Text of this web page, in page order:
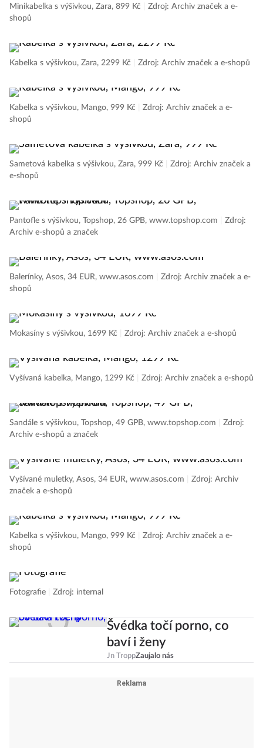
Minikabelka s výšivkou, Zara, 899 Kč
Zdroj: Archiv značek a e-
shopů
Kabelka s výšivkou, Zara, 2299 Kč Zdroj: Archiv značek a e-shopů
Kabelka s výšivkou, Mango, 999 Kč
Zdroj: Archiv značek a e-
shopů
Sametová kabelka s výšivkou, Zara, 999 Kč
Zdroj: Archiv značek a
e-shopů
Pantofle s výšivkou, Topshop, 26 GPB, www.topshop.com
Zdroj:
Archiv e-shopů a značek
Balerínky, Asos, 34 EUR, www.asos.com
Zdroj: Archiv značek a e-
shopů
Mokasíny s výšivkou, 1699 Kč Zdroj: Archiv značek a e-shopů
Vyšívaná kabelka, Mango, 1299 Kč Zdroj: Archiv značek a e-shopů
Sandále s výšivkou, Topshop, 49 GPB, www.topshop.com
Zdroj:
Archiv e-shopů a značek
Vyšívané muletky, Asos, 34 EUR, www.asos.com
Zdroj: Archiv
značek a e-shopů
Kabelka s výšivkou, Mango, 999 Kč
Zdroj: Archiv značek a e-
shopů
Fotografie Zdroj: internal
Švédka točí porno, co
baví i ženy
Jn TroppZaujalo nás